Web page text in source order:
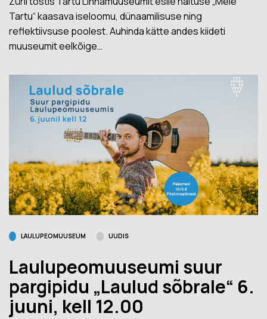
Tartu“ kaasava iseloomu, dünaamilisuse ning
reflektiivsuse poolest. Auhinda kätte andes kiideti
muuseumit eelkõige…
LAULUPEOMUUSEUM UUDIS
Laulupeomuuseumi suur
pargipidu „Laulud sõbrale“ 6.
juuni, kell 12.00